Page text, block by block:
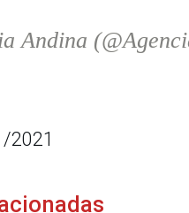
Andina
2021